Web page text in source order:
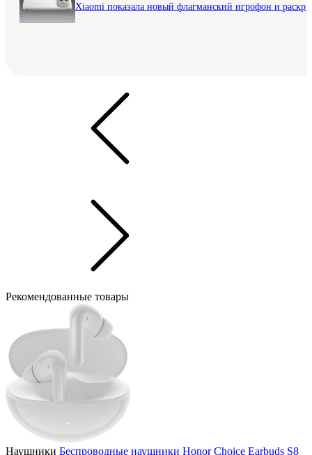
Xiaomi показала новый флагманский игрофон и
Рекомендованные товары
Наушники Беспроводные наушники Honor Choice Earbuds S8